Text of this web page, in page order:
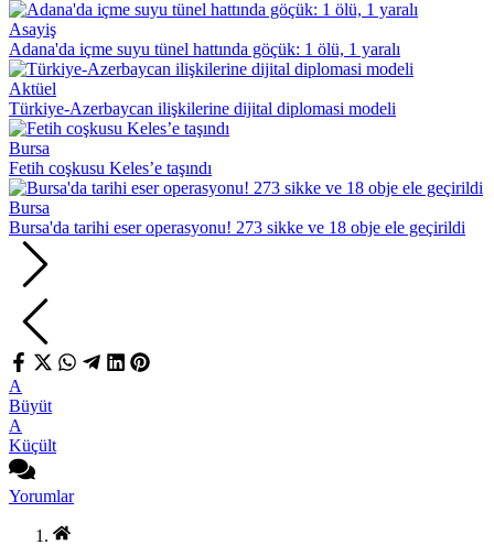
Asayiş
Adana'da içme suyu tünel hattında göçük: 1 ölü, 1 yaralı
Aktüel
Türkiye-Azerbaycan ilişkilerine dijital diplomasi modeli
Bursa
Fetih coşkusu Keles’e taşındı
Bursa
Bursa'da tarihi eser operasyonu! 273 sikke ve 18 obje ele geçirildi
A
Büyüt
A
Küçült
Yorumlar